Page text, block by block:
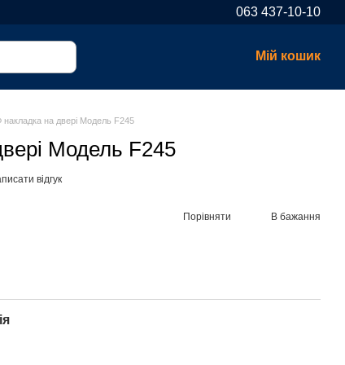
063 437-10-10
Мій кошик
на двері Модель F245
Модель F245
відгук
Порівняти В бажання